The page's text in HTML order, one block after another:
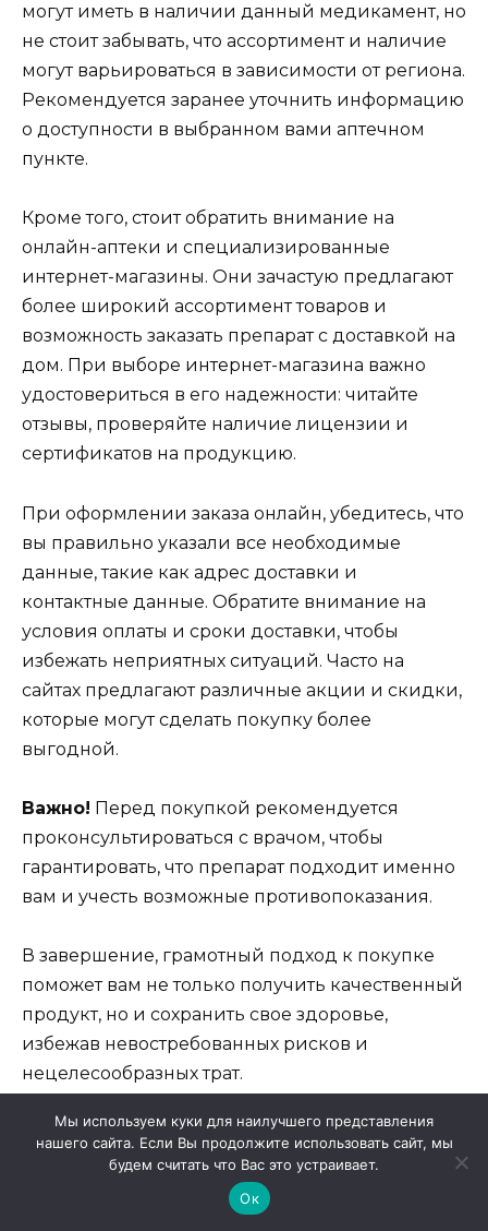
могут иметь в наличии данный медикамент, но
не стоит забывать, что ассортимент и наличие
могут варьироваться в зависимости от региона.
Рекомендуется заранее уточнить информацию
о доступности в выбранном вами аптечном
пункте.
Кроме того, стоит обратить внимание на
онлайн-аптеки и специализированные
интернет-магазины. Они зачастую предлагают
более широкий ассортимент товаров и
возможность заказать препарат с доставкой на
дом. При выборе интернет-магазина важно
удостовериться в его надежности: читайте
отзывы, проверяйте наличие лицензии и
сертификатов на продукцию.
При оформлении заказа онлайн, убедитесь, что
вы правильно указали все необходимые
данные, такие как адрес доставки и
контактные данные. Обратите внимание на
условия оплаты и сроки доставки, чтобы
избежать неприятных ситуаций. Часто на
сайтах предлагают различные акции и скидки,
которые могут сделать покупку более
выгодной.
Важно! Перед покупкой рекомендуется
проконсультироваться с врачом, чтобы
гарантировать, что препарат подходит именно
вам и учесть возможные противопоказания.
В завершение, грамотный подход к покупке
поможет вам не только получить качественный
продукт, но и сохранить свое здоровье,
избежав невостребованных рисков и
нецелесообразных трат.
Индийские дженерики для
потенции с доставкой
Мы используем куки для наилучшего представления
нашего сайта. Если Вы продолжите использовать сайт, мы
будем считать что Вас это устраивает.
Ок